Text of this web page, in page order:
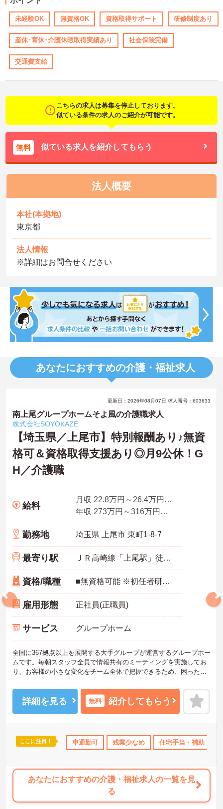
未経験OK 無資格OK 資格取得サポート 研修制度あり
産休･育休･介護休暇取得実績あり 社会保険完備
交通費支給
こちらの求人は募集を停止しております。
似ている条件の求人のご紹介が可能です。
無料 似ている求人を紹介してもらう
法人概要
本社(本拠地)
東京都
法人情報
※詳細はお問合せください
あなたにおすすめの介護・福祉求人
社会保険完備 交通費支給 退職金制度あり
更新日：2026年08月07日 求人番号：603633
南上尾グループホームそよ風の介護職求人
株式会社SOYOKAZE
【埼玉県／上尾市】特別報酬あり♪無資
格可＆資格取得支援あり◎月9公休！G
H／介護職
給料
月収 22.8万円～26.4万円程度（諸手当込み）／介護福祉士
年収 273万円～316万円程度（諸手当込み）／介護福祉士
勤務地 埼玉県 上尾市 東町1-8-7
最寄り駅 ＪＲ高崎線「上尾駅」徒歩20分
資格/職種 ■無資格可能 ※初任者研修あれば尚可
雇用形態 正社員(正職員)
サービス グループホーム
全国に367拠点以上を展開する大手グループが運営するグループホー
ムです。毎朝スタッフ全員で情報共有のミーティングを実施してお
り、お客様の小さな変化をチーム全体で把握できるため、困った時
年2回に加え、日々の努力や売上への寄与を評価する特別報酬が支給
されるため、高いモチベーションを保ちながら勤務できる環境で
す。さらに、清潔感があれば髪色やネイルなどの規定がなく、ご自
い研修体制を通じて働きながらスキルアップを目指すことも可能で
す。年間17日のリフレッシュ休暇や定年後の再雇用制度など、長期
★おすすめPOINT★
【チーム全体で情報を共有し、一人で抱え込まずに働ける環境で
・毎朝スタッフ全員で情報共有のミーティングを実施しているた
詳細を見る 無料 紹介してもらう
ここに注目！ 車通勤可 残業少なめ 住宅手当・補助
あなたにおすすめの介護・福祉求人の一覧を見
る